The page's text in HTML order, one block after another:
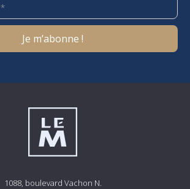
1088, boulevard Vachon N.